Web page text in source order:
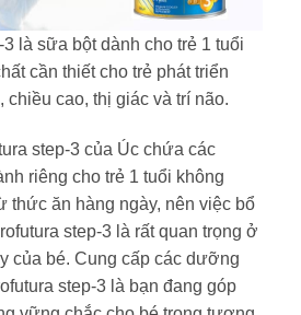
là sữa bột dành cho trẻ 1 tuổi
cần thiết cho trẻ phát triển
chiều cao, thị giác và trí não.
step-3 của Úc chứa các
riêng cho trẻ 1 tuổi không
thức ăn hàng ngày, nên việc bổ
step-3 là rất quan trọng ở
của bé. Cung cấp các dưỡng
step-3 là bạn đang góp